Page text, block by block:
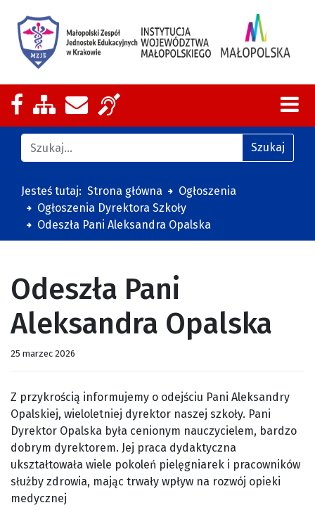
Nasza strona na Facebooku
Zobacz mapę strony
Wyślij emailZakres działalności z tłumaczeniem
Jesteś tutaj: Strona główna
Ogłoszenia
Ogłoszenia Dyrektora Szkoły
Odeszła Pani Aleksandra Opalska
Znajdź na stronie Szukaj
Odeszła Pani
Aleksandra Opalska
25 marzec 2026
Z przykrością informujemy o odejściu Pani Aleksandry
Opalskiej, wieloletniej dyrektor naszej szkoły. Pani
Dyrektor Opalska była cenionym nauczycielem, bardzo
dobrym dyrektorem. Jej praca dydaktyczna
ukształtowała wiele pokoleń pielęgniarek i pracowników
służby zdrowia, mając trwały wpływ na rozwój opieki
medycznej